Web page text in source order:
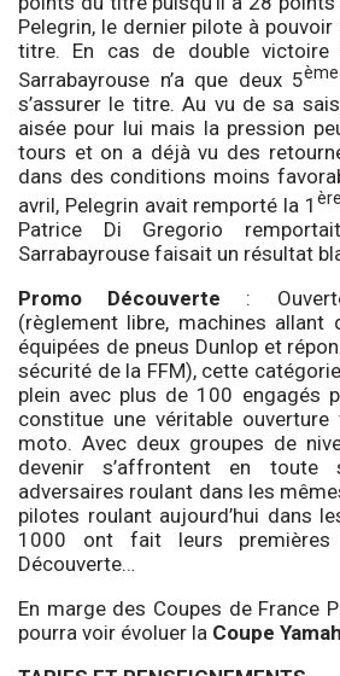
Pelegrin, le dernier pilote à
titre. En cas de double victoire
Sarrabayrouse n’a que deux 5ème
s’assurer le titre. Au vu de sa
aisée pour lui mais la pression
tours et on a déjà vu des
dans des conditions moins
avril, Pelegrin avait remporté la 1 ère
Patrice Di Gregorio
Sarrabayrouse faisait un résultat
Promo Découverte :
(règlement libre, machines
équipées de pneus Dunlop et
sécurité de la FFM), cette
plein avec plus de 100 engagés
constitue une véritable
moto. Avec deux groupes de
devenir s’affrontent en toute
adversaires roulant dans les
pilotes roulant aujourd’hui dans
1000 ont fait leurs
Découverte…
En marge des Coupes de France
pourra voir évoluer la Coupe